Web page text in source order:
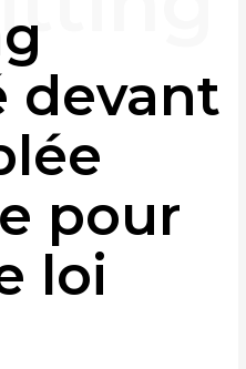
devant
pour
loi